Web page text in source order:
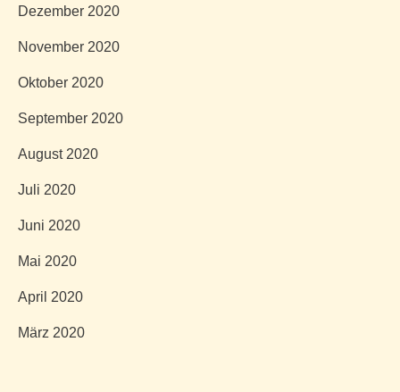
Dezember 2020
November 2020
Oktober 2020
September 2020
August 2020
Juli 2020
Juni 2020
Mai 2020
April 2020
März 2020